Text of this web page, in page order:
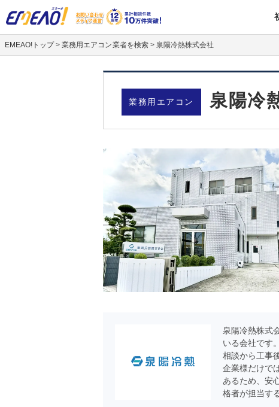
EMEAO!トップ >業務用エアコン業者を検索 > 泉陽冷熱株式会社
業務用エアコン 泉陽冷
泉陽冷熱株式
いる会社です
相談から工事
企業様だけで
あるため、安
格者が担当す